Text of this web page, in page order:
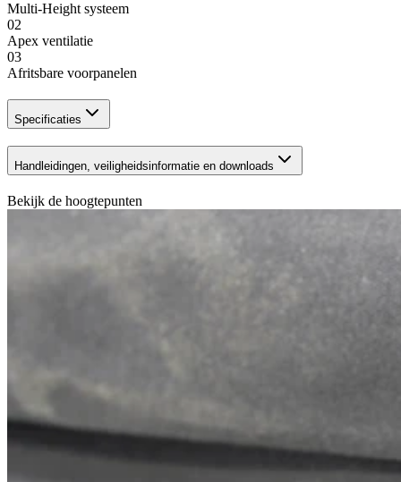
Multi-Height systeem
02
Apex ventilatie
03
Afritsbare voorpanelen
Specificaties
Handleidingen, veiligheidsinformatie en downloads
Bekijk de hoogtepunten